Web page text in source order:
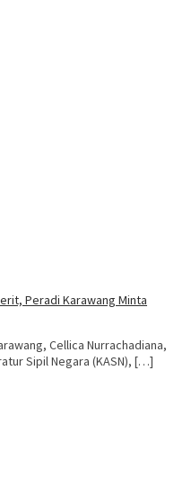
Peradi Karawang Minta
Cellica Nurrachadiana,
Sipil Negara (KASN), […]